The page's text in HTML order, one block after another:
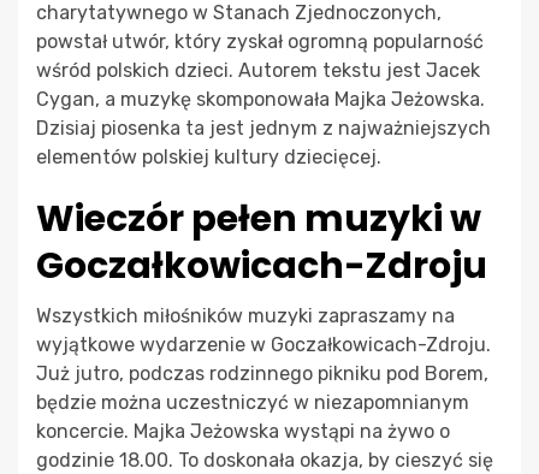
charytatywnego w Stanach Zjednoczonych,
powstał utwór, który zyskał ogromną popularność
wśród polskich dzieci. Autorem tekstu jest Jacek
Cygan, a muzykę skomponowała Majka Jeżowska.
Dzisiaj piosenka ta jest jednym z najważniejszych
elementów polskiej kultury dziecięcej.
Wieczór pełen muzyki w
Goczałkowicach-Zdroju
Wszystkich miłośników muzyki zapraszamy na
wyjątkowe wydarzenie w Goczałkowicach-Zdroju.
Już jutro, podczas rodzinnego pikniku pod Borem,
będzie można uczestniczyć w niezapomnianym
koncercie. Majka Jeżowska wystąpi na żywo o
godzinie 18.00. To doskonała okazja, by cieszyć się